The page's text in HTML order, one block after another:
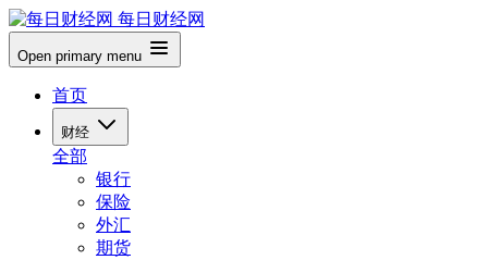
每日财经网
Open primary menu
首页
财经
全部
银行
保险
外汇
期货